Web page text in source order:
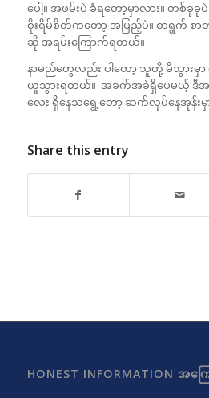
ပေါ့။ အဖမ်းပဲ ခံရတော့မှာလား။ တစ်
စိုးရိမ်စိတ်ကတော့ အပြည့်ပဲ။ စာရွက် စ
ဆို အရမ်းကြောက်ရတယ်။
နာမည်တွေလည်း ပါတော့ သူတို့ မိသွားမှာ
ယူသွားရတယ်။ အခက်အခဲရှိပေမယ့် ဒီ
လေး ရှိနေသရွေ့တော့ ဆက်လုပ်နေအုန်းမှ
Share this entry
HONEST INFORMATION အကြ